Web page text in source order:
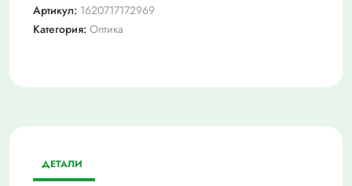
(мост2180)
Артикул: 1620717172969
Категория: Оптика
ДЕТАЛИ